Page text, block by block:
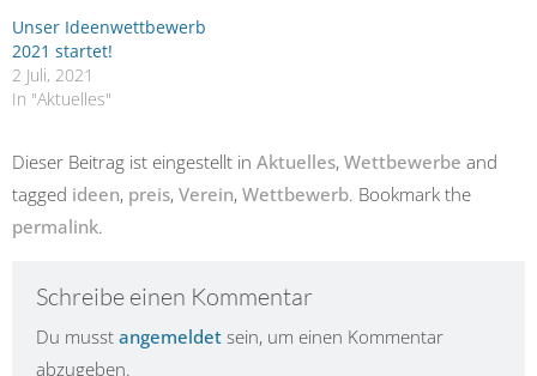
Unser Ideenwettbewerb
2021 startet!
2 Juli, 2021
In "Aktuelles"
Dieser Beitrag ist eingestellt in Aktuelles, Wettbewerbe and
tagged ideen, preis, Verein, Wettbewerb. Bookmark the
permalink.
Schreibe einen Kommentar
Du musst angemeldet sein, um einen Kommentar
abzugeben.